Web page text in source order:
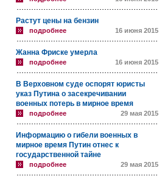
Растут цены на бензин
подробнее 16 июня 2015
Жанна Фриске умерла
подробнее 16 июня 2015
В Верховном суде оспорят юристы
указ Путина о засекречивании
военных потерь в мирное время
подробнее 29 мая 2015
Информацию о гибели военных в
мирное время Путин отнес к
государственной тайне
подробнее 29 мая 2015